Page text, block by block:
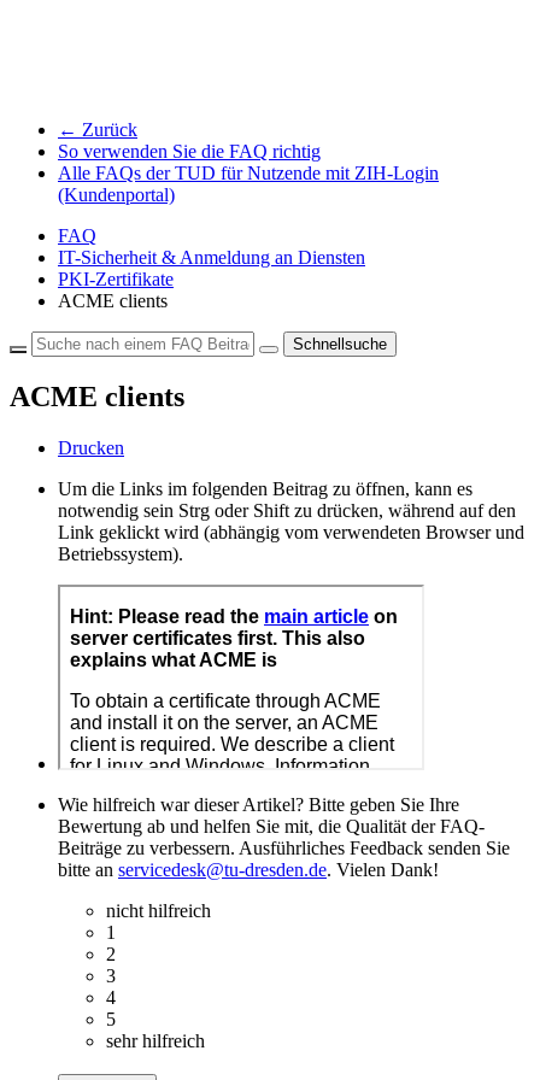
← Zurück
So verwenden Sie die FAQ richtig
Alle FAQs der TUD für Nutzende mit ZIH-Login
(Kundenportal)
FAQ
IT-Sicherheit & Anmeldung an Diensten
PKI-Zertifikate
ACME clients
Schnellsuche
ACME clients
Drucken
Um die Links im folgenden Beitrag zu öffnen, kann es
notwendig sein Strg oder Shift zu drücken, während auf den
Link geklickt wird (abhängig vom verwendeten Browser und
Betriebssystem).
Wie hilfreich war dieser Artikel? Bitte geben Sie Ihre
Bewertung ab und helfen Sie mit, die Qualität der FAQ-
Beiträge zu verbessern. Ausführliches Feedback senden Sie
bitte an servicedesk@tu-dresden.de. Vielen Dank!
nicht hilfreich
1
2
3
4
5
sehr hilfreich